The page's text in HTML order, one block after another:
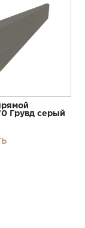
Грувд серый